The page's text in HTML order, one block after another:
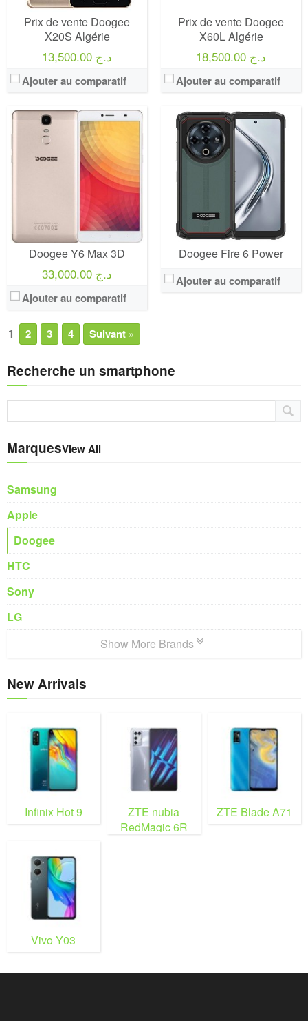
Prix de vente Doogee
X20S Algérie
13,500.00 د.ج
Ajouter au comparatif
Prix de vente Doogee
X60L Algérie
18,500.00 د.ج
Ajouter au comparatif
Doogee Y6 Max 3D
33,000.00 د.ج
Ajouter au comparatif
Doogee Fire 6 Power
Ajouter au comparatif
1 2 3 4 Suivant »
Recherche un smartphone
MarquesView All
Samsung
Apple
Doogee
HTC
Sony
LG
Show More Brands
New Arrivals
Infinix Hot 9
ZTE nubia
RedMagic 6R
ZTE Blade A71
Vivo Y03